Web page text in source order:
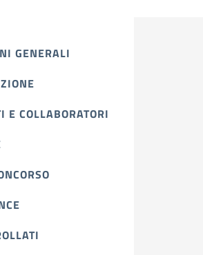
GENERALI
E COLLABORATORI